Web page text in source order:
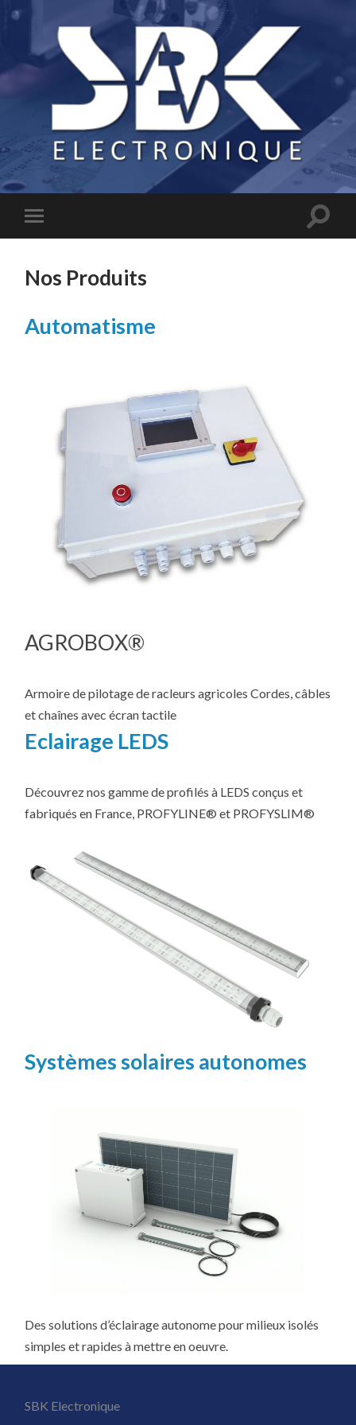
Nos Produits
Automatisme
AGROBOX®
Armoire de pilotage de racleurs agricoles Cordes, câbles
et chaînes avec écran tactile
Eclairage LEDS
Découvrez nos gamme de profilés à LEDS conçus et
fabriqués en France, PROFYLINE® et PROFYSLIM®
Systèmes solaires autonomes
Des solutions d’éclairage autonome pour milieux isolés
simples et rapides à mettre en oeuvre.
SBK Electronique